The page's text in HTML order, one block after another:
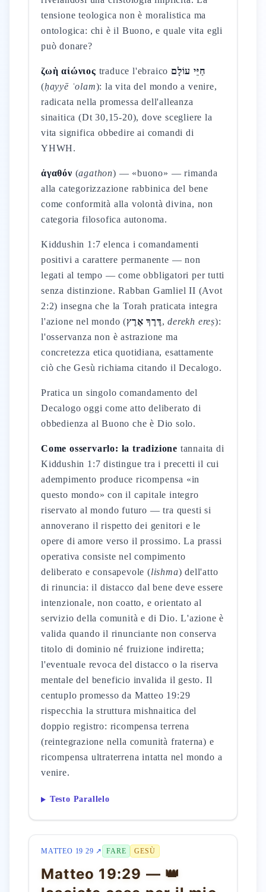
tensione teologica non è moralistica ma
ontologica: chi è il Buono, e quale vita egli
può donare?
ζωὴ αἰώνιος traduce l'ebraico חַיֵּי עוֹלָם
(ḥayyē ʿolam): la vita del mondo a venire,
radicata nella promessa dell'alleanza
sinaitica (Dt 30,15-20), dove scegliere la
vita significa obbedire ai comandi di
YHWH.
ἀγαθόν (agathon) — «buono» — rimanda
alla categorizzazione rabbinica del bene
come conformità alla volontà divina, non
categoria filosofica autonoma.
Kiddushin 1:7 elenca i comandamenti
positivi a carattere permanente — non
legati al tempo — come obbligatori per tutti
senza distinzione. Rabban Gamliel II (Avot
2:2) insegna che la Torah praticata integra
l'azione nel mondo (דֶּרֶךְ אֶרֶץ,derekh ereṣ):
l'osservanza non è astrazione ma
concretezza etica quotidiana, esattamente
ciò che Gesù richiama citando il Decalogo.
Pratica un singolo comandamento del
Decalogo oggi come atto deliberato di
obbedienza al Buono che è Dio solo.
Come osservarlo: la tradizione tannaita di
Kiddushin 1:7 distingue tra i precetti il cui
adempimento produce ricompensa «in
questo mondo» con il capitale integro
riservato al mondo futuro — tra questi si
annoverano il rispetto dei genitori e le
opere di amore verso il prossimo. La prassi
operativa consiste nel compimento
deliberato e consapevole (lishma) dell'atto
di rinuncia: il distacco dal bene deve essere
intenzionale, non coatto, e orientato al
servizio della comunità e di Dio. L'azione è
valida quando il rinunciante non conserva
titolo di dominio né fruizione indiretta;
l'eventuale revoca del distacco o la riserva
mentale del beneficio invalida il gesto. Il
centuplo promesso da Matteo 19:29
rispecchia la struttura mishnaitica del
doppio registro: ricompensa terrena
(reintegrazione nella comunità fraterna) e
ricompensa ultraterrena intatta nel mondo a
venire.
Testo Parallelo
MATTEO 19 29 ↗ FARE GESÙ
Matteo 19:29 — 👑